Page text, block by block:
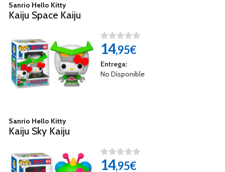
Sanrio Hello Kitty
Kaiju Space Kaiju
14,95€
Entrega:
No Disponible
Sanrio Hello Kitty
Kaiju Sky Kaiju
14,95€